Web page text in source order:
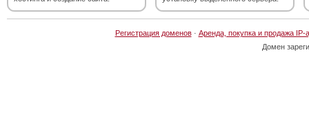
Регистрация доменов· Аренда, покупка и продажа IP-
Домен